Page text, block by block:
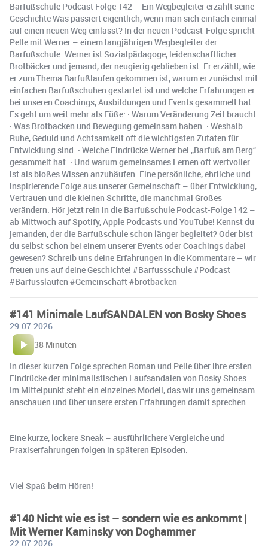
Barfußschule Podcast Folge 142 – Ein Wegbegleiter erzählt seine
Geschichte Was passiert eigentlich, wenn man sich einfach einmal
auf einen neuen Weg einlässt? In der neuen Podcast-Folge spricht
Pelle mit Werner – einem langjährigen Wegbegleiter der
Barfußschule. Werner ist Sozialpädagoge, leidenschaftlicher
Brotbäcker und jemand, der neugierig geblieben ist. Er erzählt, wie
er zum Thema Barfußlaufen gekommen ist, warum er zunächst mit
einfachen Barfußschuhen gestartet ist und welche Erfahrungen er
bei unseren Coachings, Ausbildungen und Events gesammelt hat.
Es geht um weit mehr als Füße: · Warum Veränderung Zeit braucht.
· Was Brotbacken und Bewegung gemeinsam haben. · Weshalb
Ruhe, Geduld und Achtsamkeit oft die wichtigsten Zutaten für
Entwicklung sind. · Welche Eindrücke Werner bei „Barfuß am Berg“
gesammelt hat. · Und warum gemeinsames Lernen oft wertvoller
ist als bloßes Wissen anzuhäufen. Eine persönliche, ehrliche und
inspirierende Folge aus unserer Gemeinschaft – über Entwicklung,
Vertrauen und die kleinen Schritte, die manchmal Großes
verändern. Hör jetzt rein in die Barfußschule Podcast-Folge 142 –
ab Mittwoch auf Spotify, Apple Podcasts und YouTube! Kennst du
jemanden, der die Barfußschule schon länger begleitet? Oder bist
du selbst schon bei einem unserer Events oder Coachings dabei
gewesen? Schreib uns deine Erfahrungen in die Kommentare – wir
freuen uns auf deine Geschichte! #Barfussschule #Podcast
#Barfusslaufen #Gemeinschaft #brotbacken
#141 Minimale LaufSANDALEN von Bosky Shoes
29.07.2026
38 Minuten
In dieser kurzen Folge sprechen Roman und Pelle über ihre ersten
Eindrücke der minimalistischen Laufsandalen von Bosky Shoes.
Im Mittelpunkt steht ein einzelnes Modell, das wir uns gemeinsam
anschauen und über unsere ersten Erfahrungen damit sprechen.
Eine kurze, lockere Sneak – ausführlichere Vergleiche und
Praxiserfahrungen folgen in späteren Episoden.
Viel Spaß beim Hören!
#140 Nicht wie es ist – sondern wie es ankommt |
Mit Werner Kaminsky von Doghammer
22.07.2026